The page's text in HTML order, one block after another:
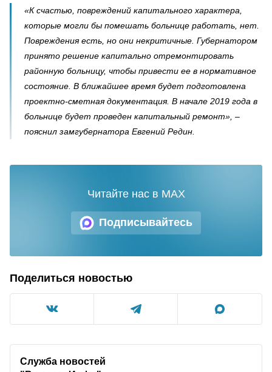
«К счастью, повреждений капитального характера,
которые могли бы помешать больнице работать, нет.
Повреждения есть, но они некритичные. Губернатором
принято решение капитально отремонтировать
районную больницу, чтобы привести ее в нормативное
состояние. В ближайшее время будет подготовлена
проектно-сметная документация. В начале 2019 года в
больнице будет проведен капитальный ремонт», –
пояснил замгубернатора Евгений Редин.
Подписывайтесь
Читайте нас в MAX
Поделиться новостью
Служба новостей